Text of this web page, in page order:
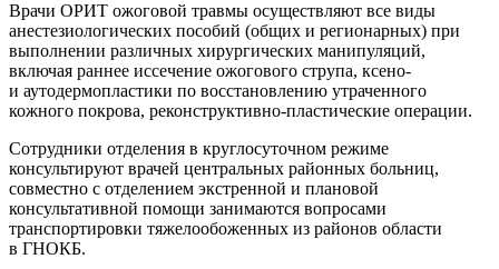
Врачи ОРИТ ожоговой травмы осуществляют все виды
анестезиологических пособий (общих и регионарных) при
выполнении различных хирургических манипуляций,
включая раннее иссечение ожогового струпа, ксено-
и аутодермопластики по восстановлению утраченного
кожного покрова, реконструктивно-пластические операции.
Сотрудники отделения в круглосуточном режиме
консультируют врачей центральных районных больниц,
совместно с отделением экстренной и плановой
консультативной помощи занимаются вопросами
транспортировки тяжелообоженных из районов области
в ГНОКБ.